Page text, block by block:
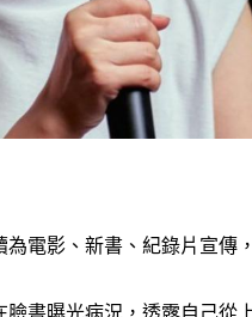
電影、新書、紀錄片宣
臉書曝光病況，透露自己